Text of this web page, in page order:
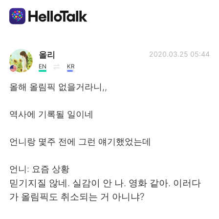
Aplicativo de troca de idioma
AI Grammar Checker
English 简体中文
繁體中文
العربية Français
올리
EN KR
2020.03.25 05:44
올해 올림픽 없을거라니,,
역사에 기록될 일이네
언니랑 몇주 전에 그런 얘기했었는데
언니: 요즘 상황
믿기지질 않네. 실감이 안 나. 영화 같아. 이러다
가 올림픽도 취소되는 거 아니냐?